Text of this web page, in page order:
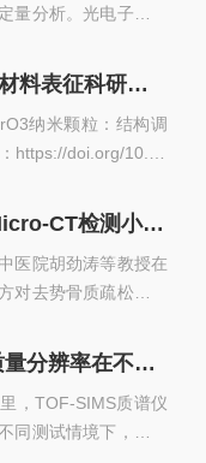
厚度在单层范围内
术从薄膜中获得信
度...
量分析。光电子能谱
单色光照射到样品表
收光子能量，将束缚
。由于不同元素具有
各异，这就使得光电
谱探测系统收集逸出
子的动能等于...
Lexsyg释光探测器在材料表征科研领域应用分享
纳米颗粒：结构调
https://doi.org/10.10
》发表新的
备铕掺杂锆酸钡(BaZ
用lexsygSmartTL/O
性，为新型环保发光
客户成果分享 | 利用Micro-CT检测小鼠样本骨组织形态
医院胡劲涛等教授在
对去势骨质疏松小鼠
松小鼠骨量及骨代谢
Micro-CT仪器，三维
。引言绝经后骨质疏
威胁，特征为骨量
TOF-SIMS质谱仪的质量分辨率在不同测试条件下能达到什么水平？
，TOF-SIMS质谱仪
同测试情境下，它的